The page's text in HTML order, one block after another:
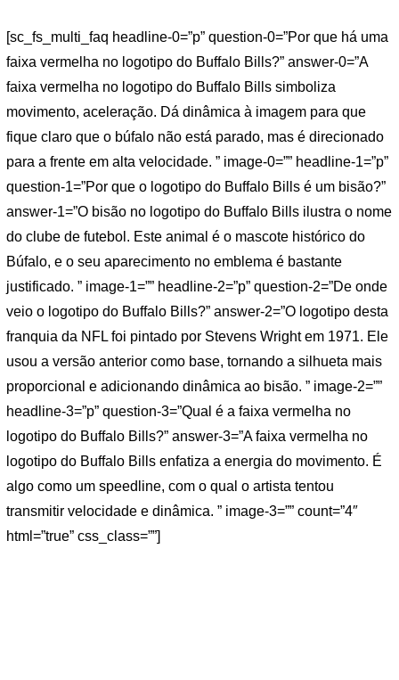
[sc_fs_multi_faq headline-0=”p” question-0=”Por que há uma
faixa vermelha no logotipo do Buffalo Bills?” answer-0=”A
faixa vermelha no logotipo do Buffalo Bills simboliza
movimento, aceleração. Dá dinâmica à imagem para que
fique claro que o búfalo não está parado, mas é direcionado
para a frente em alta velocidade. ” image-0=”” headline-1=”p”
question-1=”Por que o logotipo do Buffalo Bills é um bisão?”
answer-1=”O bisão no logotipo do Buffalo Bills ilustra o nome
do clube de futebol. Este animal é o mascote histórico do
Búfalo, e o seu aparecimento no emblema é bastante
justificado. ” image-1=”” headline-2=”p” question-2=”De onde
veio o logotipo do Buffalo Bills?” answer-2=”O logotipo desta
franquia da NFL foi pintado por Stevens Wright em 1971. Ele
usou a versão anterior como base, tornando a silhueta mais
proporcional e adicionando dinâmica ao bisão. ” image-2=””
headline-3=”p” question-3=”Qual é a faixa vermelha no
logotipo do Buffalo Bills?” answer-3=”A faixa vermelha no
logotipo do Buffalo Bills enfatiza a energia do movimento. É
algo como um speedline, com o qual o artista tentou
transmitir velocidade e dinâmica. ” image-3=”” count=”4″
html=”true” css_class=””]